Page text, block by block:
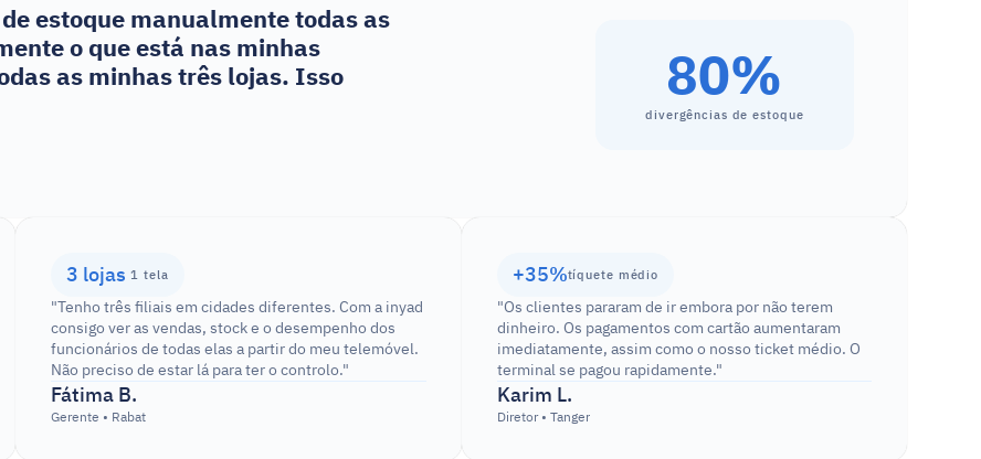
estoque manualmente todas as
o que está nas minhas
as minhas três lojas. Isso 80%
divergências de estoque
3 lojas 1 tela
"Tenho três filiais em cidades diferentes. Com a inyad
consigo ver as vendas, stock e o desempenho dos
funcionários de todas elas a partir do meu telemóvel.
Não preciso de estar lá para ter o controlo."
Fátima B.
Gerente • Rabat
+35%tíquete médio
"Os clientes pararam de ir embora por não terem
dinheiro. Os pagamentos com cartão aumentaram
imediatamente, assim como o nosso ticket médio. O
terminal se pagou rapidamente."
Karim L.
Diretor • Tanger